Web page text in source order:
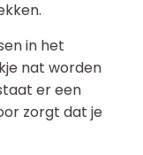
in het
nat worden
er een
zorgt dat je